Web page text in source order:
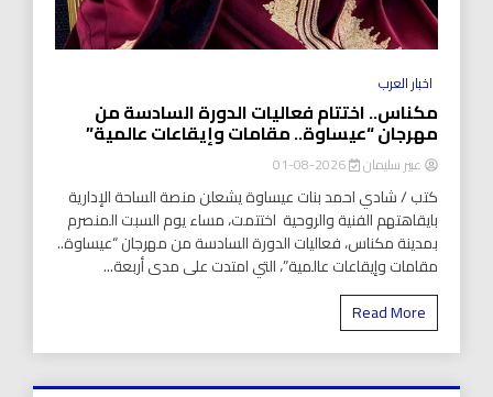
اخبار العرب
مكناس.. اختتام فعاليات الدورة السادسة من
مهرجان “عيساوة.. مقامات وإيقاعات عالمية”
عبير سليمان 2026-08-01
كتب / شادي احمد بنات عيساوة يشعلن منصة الساحة الإدارية
بايقاهتهم الفنية والروحية اختتمت، مساء يوم السبت المنصرم
بمدينة مكناس، فعاليات الدورة السادسة من مهرجان “عيساوة..
مقامات وإيقاعات عالمية”، التي امتدت على مدى أربعة...
Read More